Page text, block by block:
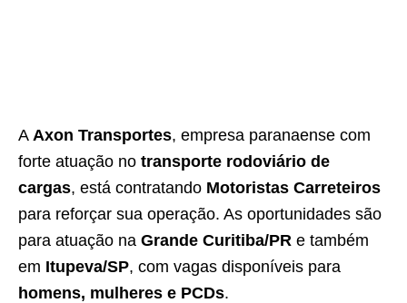
A Axon Transportes, empresa paranaense com
forte atuação no transporte rodoviário de
cargas, está contratando Motoristas Carreteiros
para reforçar sua operação. As oportunidades são
para atuação na Grande Curitiba/PR e também
em Itupeva/SP, com vagas disponíveis para
homens, mulheres e PCDs.